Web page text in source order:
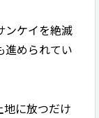
ンケイを絶滅
進められてい
に放つだけ